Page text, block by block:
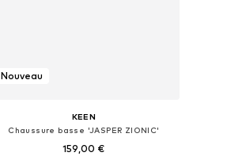
Nouveau
KEEN
Chaussure basse 'JASPER ZIONIC'
159,00 €